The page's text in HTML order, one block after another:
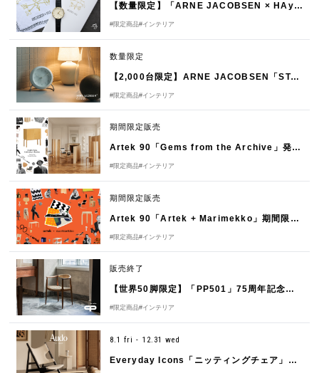
【数量限定】「ARNE JACOBSEN × HAyU」コラボウォッチ発売のお知らせ
#限定商品#インテリア
数量限定
【2,000台限定】ARNE JACOBSEN「STATION Bellevue」発売のお知らせ
#限定商品#インテリア
期間限定販売
Artek 90「Gems from the Archive」発売のお知らせ
#限定商品#インテリア
期間限定販売
Artek 90「Artek + Marimekko」期間限定販売のお知らせ
#限定商品#インテリア
販売終了
【世界50脚限定】「PP501」75周年記念モデル販売のお知らせ
#限定商品#インテリア
8.1 fri - 12.31 wed
Everyday Icons「ニッティングチェア」特別仕様の発売